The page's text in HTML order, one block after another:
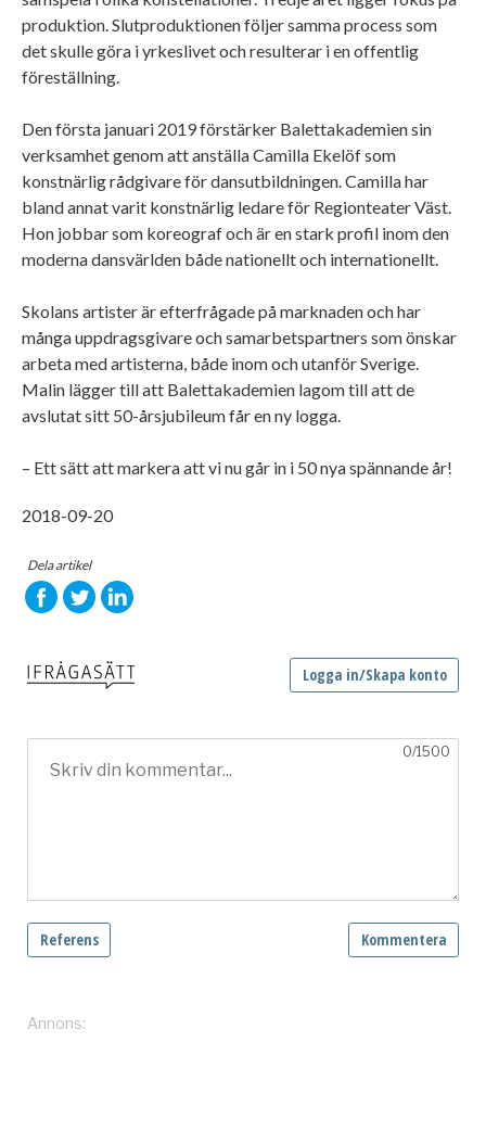
produktion. Slutproduktionen följer samma process som
det skulle göra i yrkeslivet och resulterar i en offentlig
föreställning.
Den första januari 2019 förstärker Balettakademien sin
verksamhet genom att anställa Camilla Ekelöf som
konstnärlig rådgivare för dansutbildningen. Camilla har
bland annat varit konstnärlig ledare för Regionteater Väst.
Hon jobbar som koreograf och är en stark profil inom den
moderna dansvärlden både nationellt och internationellt.
Skolans artister är efterfrågade på marknaden och har
många uppdragsgivare och samarbetspartners som önskar
arbeta med artisterna, både inom och utanför Sverige.
Malin lägger till att Balettakademien lagom till att de
avslutat sitt 50-årsjubileum får en ny logga.
– Ett sätt att markera att vi nu går in i 50 nya spännande år!
2018-09-20
Dela artikel